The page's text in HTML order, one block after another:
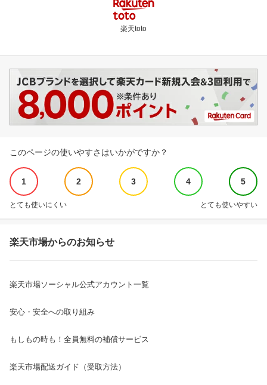
楽天toto
このページの使いやすさはいかがですか？
1 2 3 4 5
とても使いにくい とても使いやすい
楽天市場からのお知らせ
楽天市場ソーシャル公式アカウント一覧
安心・安全への取り組み
もしもの時も！全員無料の補償サービス
楽天市場配送ガイド（受取方法）